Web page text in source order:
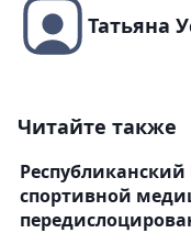
Татьяна
Читайте также
спортивной